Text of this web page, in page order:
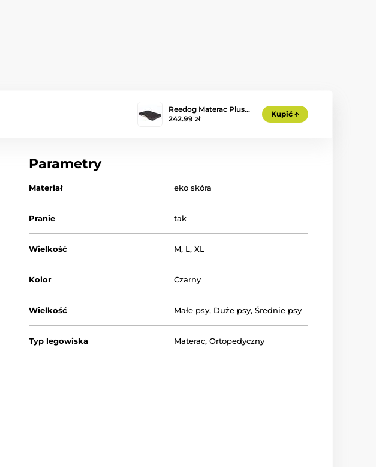
Reedog Materac Plus…
242.99 zł
Kupić
Parametry
Materiał eko skóra
Pranie tak
Wielkość M, L,XL
Kolor Czarny
Wielkość Małe psy, Duże psy,Średnie psy
Typ legowiska Materac,Ortopedyczny